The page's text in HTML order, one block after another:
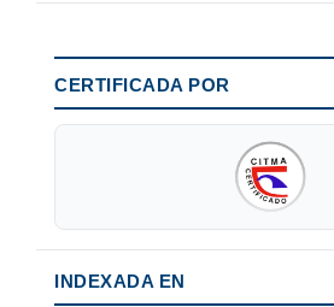
CERTIFICADA POR
INDEXADA EN